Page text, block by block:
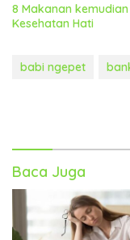
8 Makanan
Kesehatan Hati
babi ngepet
Baca Juga